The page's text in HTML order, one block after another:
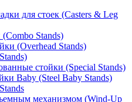
для стоек (Casters & Leg
Stands)
(Overhead Stands)
стойки (Special Stands)
Baby (Steel Baby Stands)
механизмом (Wind-Up